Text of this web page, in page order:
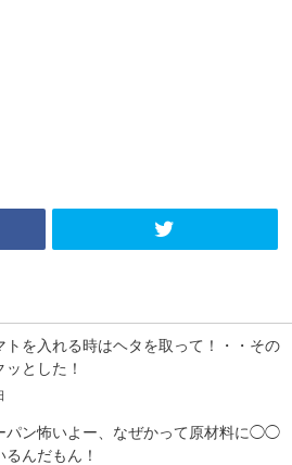
トを入れる時はヘタを取って！・・その
とした！
パン怖いよー、なぜかって原材料に◯◯
んだもん！